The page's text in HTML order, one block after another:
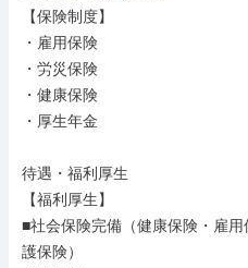
【保険制度】
・雇用保険
・労災保険
・健康保険
・厚生年金
待遇・福利厚生
【福利厚生】
■社会保険完備（健康保険・雇
護保険）